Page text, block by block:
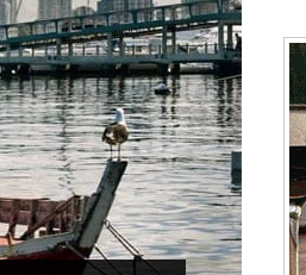
Descubriendo el tesoro
Uruguay